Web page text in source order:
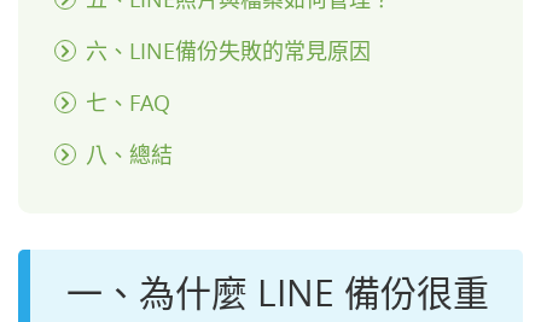
六、LINE備份失敗的常見原因
七、FAQ
八、總結
一、為什麼 LINE 備份很重